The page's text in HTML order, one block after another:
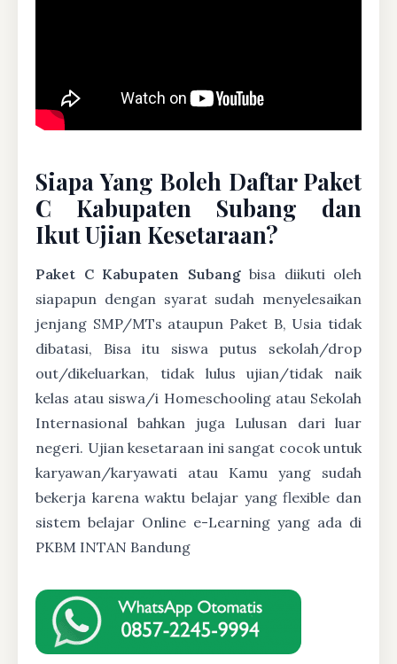
Siapa Yang Boleh Daftar Paket
C Kabupaten Subang dan
Ikut Ujian Kesetaraan?
Paket C Kabupaten Subangbisa diikuti oleh
siapapun dengan syarat sudah menyelesaikan
jenjang SMP/MTs ataupun Paket B, Usia tidak
dibatasi, Bisa itu siswa putus sekolah/drop
out/dikeluarkan, tidak lulus ujian/tidak naik
kelas atau siswa/i Homeschooling atau Sekolah
Internasional bahkan juga Lulusan dari luar
negeri. Ujian kesetaraan ini sangat cocok untuk
karyawan/karyawati atau Kamu yang sudah
bekerja karena waktu belajar yang flexible dan
sistem belajar Online e-Learning yang ada di
PKBM INTAN Bandung